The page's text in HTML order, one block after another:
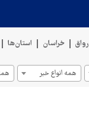
رواق خراسان استان‌ها
همه انواع خبر